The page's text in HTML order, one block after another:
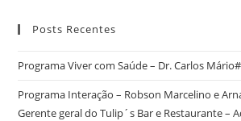
Posts Recentes
Programa Viver com Saúde – Dr. Carlos
Programa Interação – Robson Marcelino e
Gerente geral do Tulip´s Bar e Restaurante –